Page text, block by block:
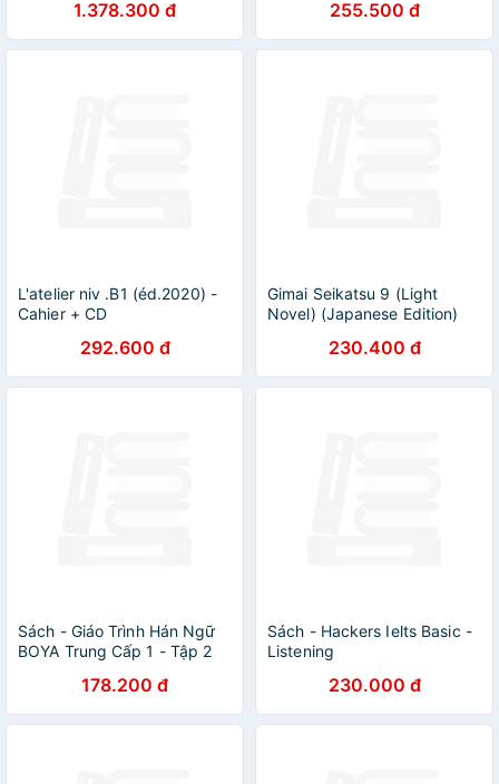
SHIN GEKIJOUBAN : YABU
BIJUARU
1.378.300 đ 255.500 đ
L'atelier niv .B1 (éd.2020) -
Cahier + CD
292.600 đ
Gimai Seikatsu 9 (Light
Novel) (Japanese Edition)
230.400 đ
Sách - Giáo Trình Hán Ngữ
BOYA Trung Cấp 1 - Tập 2
178.200 đ
Sách - Hackers Ielts Basic -
Listening
230.000 đ